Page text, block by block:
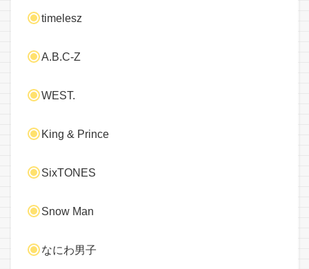
timelesz
A.B.C-Z
WEST.
King & Prince
SixTONES
Snow Man
なにわ男子